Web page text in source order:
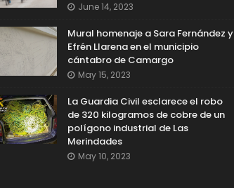
June 14, 2023
Mural homenaje a Sara Fernández y
Efrén Llarena en el municipio
cántabro de Camargo
May 15, 2023
La Guardia Civil esclarece el robo
de 320 kilogramos de cobre de un
polígono industrial de Las
Merindades
May 10, 2023